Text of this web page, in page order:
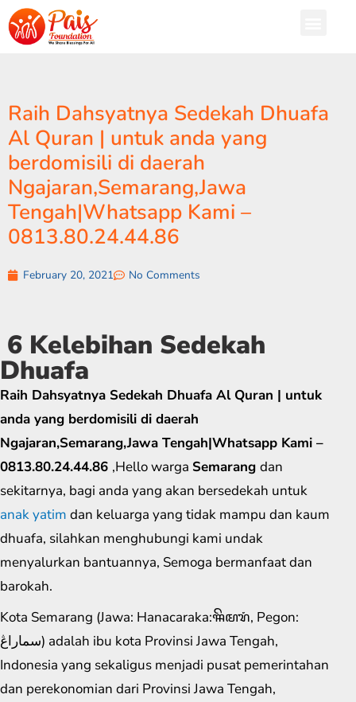
Raih Dahsyatnya Sedekah Dhuafa
Al Quran | untuk anda yang
berdomisili di daerah
Ngajaran,Semarang,Jawa
Tengah|Whatsapp Kami –
0813.80.24.44.86
February 20, 2021 No Comments
6 Kelebihan Sedekah
Dhuafa
Raih Dahsyatnya Sedekah Dhuafa Al Quran | untuk
anda yang berdomisili di daerah
Ngajaran,Semarang,Jawa Tengah|Whatsapp Kami –
0813.80.24.44.86 ,Hello warga Semarang dan
sekitarnya, bagi anda yang akan bersedekah untuk
anak yatim dan keluarga yang tidak mampu dan kaum
dhuafa, silahkan menghubungi kami undak
menyalurkan bantuannya, Semoga bermanfaat dan
barokah.
Kota Semarang (Jawa: Hanacaraka:ꦯꦼꦩꦫꦁ​, Pegon:
سماراڠ) adalah ibu kota Provinsi Jawa Tengah,
Indonesia yang sekaligus menjadi pusat pemerintahan
dan perekonomian dari Provinsi Jawa Tengah,